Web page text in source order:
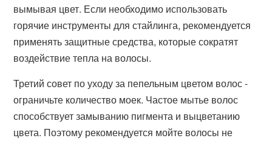
вымывая цвет. Если необходимо использовать
горячие инструменты для стайлинга, рекомендуется
применять защитные средства, которые сократят
воздействие тепла на волосы.
Третий совет по уходу за пепельным цветом волос -
ограничьте количество моек. Частое мытье волос
способствует замыванию пигмента и выцветанию
цвета. Поэтому рекомендуется мойте волосы не